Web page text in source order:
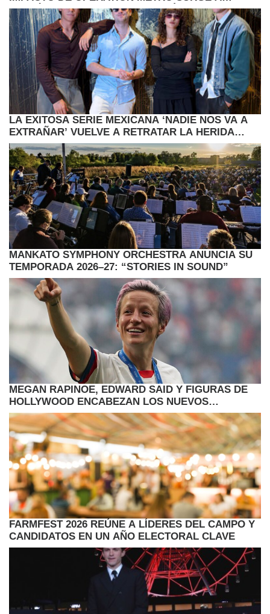
TRAVÉS DEL ARTE CONTEMPORÁNEO
LA EXITOSA SERIE MEXICANA ‘NADIE NOS VA A
EXTRAÑAR’ VUELVE A RETRATAR LA HERIDA
JUVENIL
MANKATO SYMPHONY ORCHESTRA ANUNCIA SU
TEMPORADA 2026–27: “STORIES IN SOUND”
MEGAN RAPINOE, EDWARD SAID Y FIGURAS DE
HOLLYWOOD ENCABEZAN LOS NUEVOS
ANUNCIOS DEL TIFF
FARMFEST 2026 REÚNE A LÍDERES DEL CAMPO Y
CANDIDATOS EN UN AÑO ELECTORAL CLAVE